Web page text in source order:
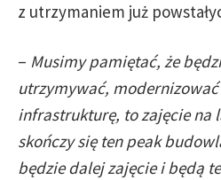
z utrzymaniem już
– Musimy pamiętać, że
utrzymywać,
infrastrukturę, to zajęcie na
skończy się ten peak
będzie dalej zajęcie i będą